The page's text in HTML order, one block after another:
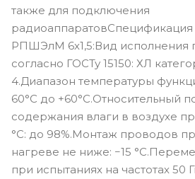
также для подключения
РПШЭлМ 6х1,5:Вид исполнения
согласно ГОСТу 15150: ХЛ
4.Диапазон температуры
60°С до +60°С.Относительный
содержания влаги в воздухе
°С: до 98%.Монтаж проводов
нагреве не ниже: −15
при испытаниях на частотах 50